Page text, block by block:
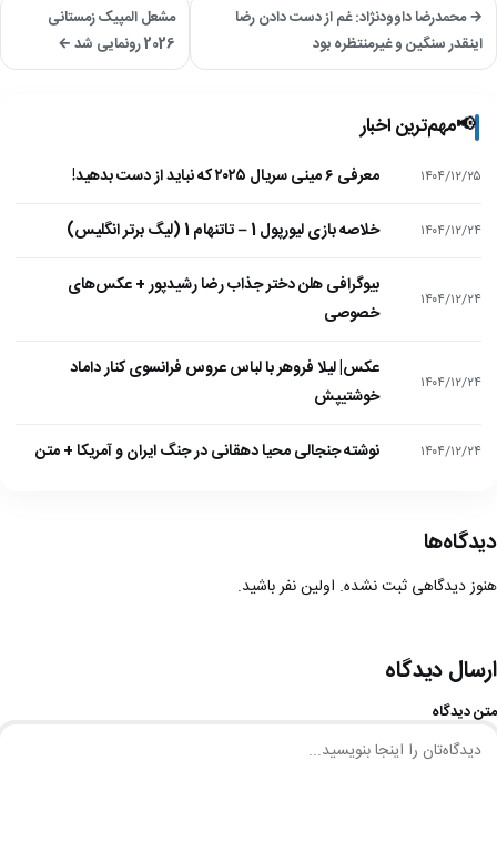
→ محمدرضا داوودنژاد: غم از دست دادن رضا
اینقدر سنگین و غیرمنتظره بود
مشعل المپیک زمستانی
2026 رونمایی شد ←
📢مهم‌ترین اخبار
۱۴۰۴/۱۲/۲۵ معرفی ۶ مینی سریال ۲۰۲۵ که نباید از دست بدهید!
۱۴۰۴/۱۲/۲۴ خلاصه بازی لیورپول 1 – تاتنهام 1 (لیگ برتر انگلیس)
۱۴۰۴/۱۲/۲۴
بیوگرافی هلن دختر جذاب رضا رشیدپور + عکس‌های
خصوصی
۱۴۰۴/۱۲/۲۴
عکس| لیلا فروهر با لباس عروس فرانسوی کنار داماد
خوشتیپش
۱۴۰۴/۱۲/۲۴ نوشته جنجالی محیا دهقانی در جنگ ایران و آمریکا + متن
دیدگاه‌ها
هنوز دیدگاهی ثبت نشده. اولین نفر باشید.
ارسال دیدگاه
متن دیدگاه